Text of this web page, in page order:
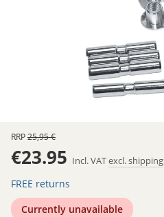
RRP25,95 €
€23.95 Incl. VATexcl. shipping
FREE returns
Currently unavailable